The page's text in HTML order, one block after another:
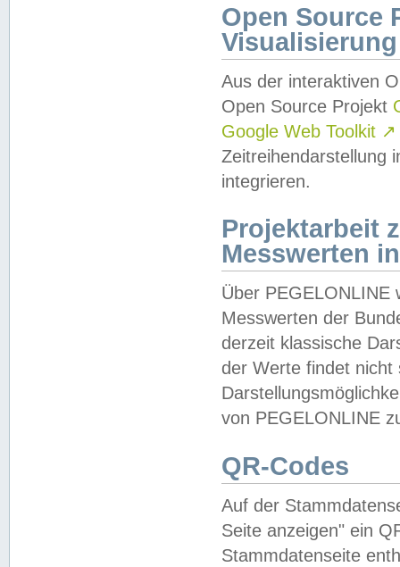
Open Source
Visualisierung
Aus der interaktiven
Open Source Projekt
Google Web Toolkit ↗
Zeitreihendarstellung
integrieren.
Projektarbeit
Messwerten
Über PEGELONLINE
Messwerten der
derzeit klassische
der Werte findet
von PEGELONLINE
QR-Codes
Auf der
Seite anzeigen" ein
Stammdatenseite